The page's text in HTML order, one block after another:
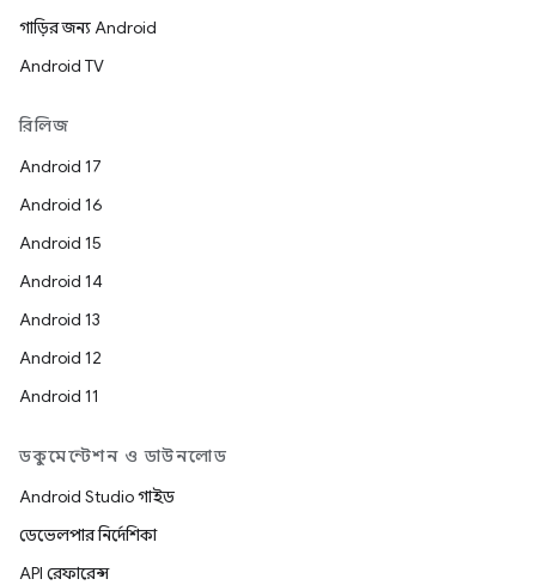
গাড়ির জন্য Android
Android TV
রিলিজ
Android 17
Android 16
Android 15
Android 14
Android 13
Android 12
Android 11
ডকুমেন্টেশন ও ডাউনলোড
Android Studio গাইড
ডেভেলপার নির্দেশিকা
API রেফারেন্স